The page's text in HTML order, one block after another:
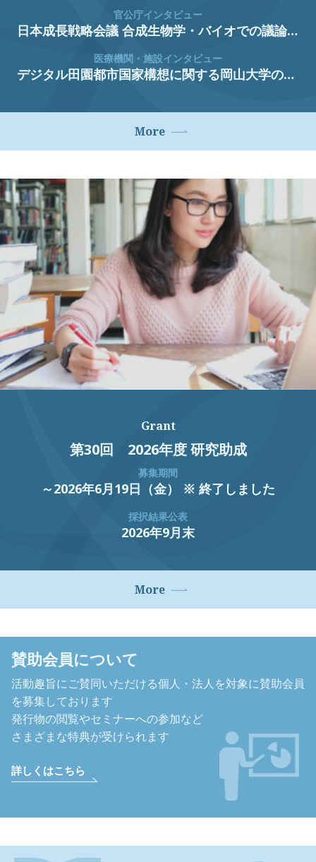
官公庁インタビュー
日本成長戦略会議 合成生物学・バイオでの議論と経済産業省生物化学産業課の取組 廣瀬 大也 氏 経済産業省 生物化学産業課 課長
医療機関・施設インタビュー
デジタル田園都市国家構想に関する岡山大学の取り組み 櫻井 淳 氏 岡山大学 副理事（イノベーション担当） 岡山大学病院 副病院長（研究担当） 新医療研究開発センター 副センター長・教授 研究・イノベーション共創機構 医療系本部長 上田 浩平 氏 岡山大学学術研究院医歯薬学域 地域医療DX推進講座 助教
More
Grant
第30回 2026年度 研究助成
募集期間
～2026年6月19日（金） ※ 終了しました
採択結果公表
2026年9月末
More
賛助会員について
活動趣旨にご賛同いただける個人・法人を対象に賛助会員
を募集しております
発行物の閲覧やセミナーへの参加など
さまざまな特典が受けられます
詳しくはこちら